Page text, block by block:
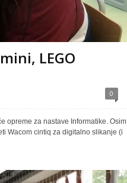
LEGO
0
opreme za nastave Informatike. Osim
Wacom cintiq za digitalno slikanje (i